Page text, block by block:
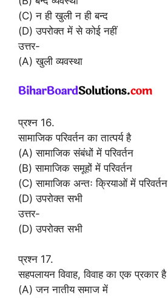
(C) न ही खुली न ही बन्द
(D) उपरोक्त में से कोई नहीं
उत्तर-
(A) खुली व्यवस्था
प्रश्न 16.
सामाजिक परिवर्तन का तात्पर्य है
(A) सामाजिक संबंधों में परिवर्तन
(B) सामाजिक समूहों में परिवर्तन
(C) सामाजिक अन्तः क्रियाओं में परिवर्तन
(D) उपरोक्त सभी
उत्तर-
(D) उपरोक्त सभी
प्रश्न 17.
सहपलायन विवाह, विवाह का एक प्रकार है
(A) जन नातीय समाज में